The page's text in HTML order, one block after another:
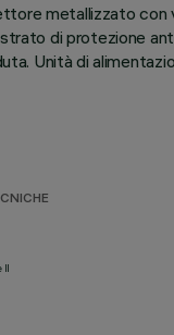
metallizzato con
di protezione
Unità di
II